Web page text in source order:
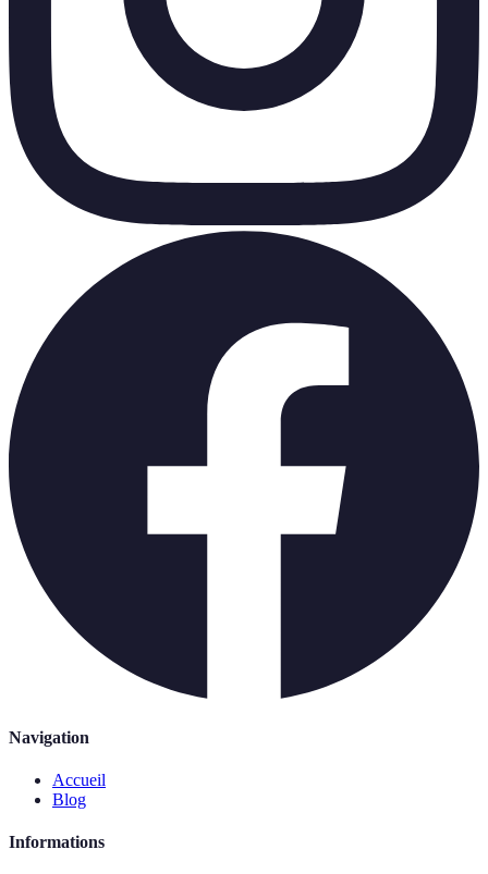
Navigation
Accueil
Blog
Informations